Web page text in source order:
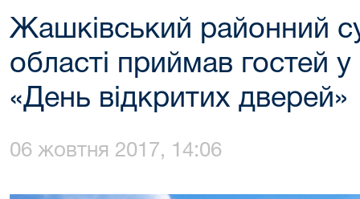
Жашківський районний
області приймав гостей
«День відкритих дверей»
06 жовтня 2017, 14:06